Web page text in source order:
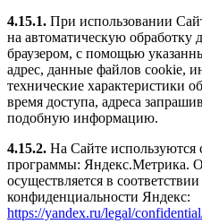
4.15.1. При использовании
на автоматическую обработку
браузером, с помощью
адрес, данные файлов cookie,
технические характеристики
время доступа, адреса
подобную информацию.
4.15.2. На Сайте
программы: Яндекс.Метрика.
осуществляется в
конфиденциальности Яндекс:
https://yandex.ru/legal/